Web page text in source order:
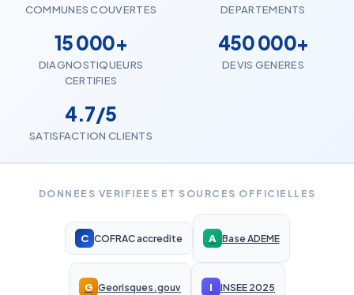
COMMUNES COUVERTES DEPARTEMENTS
15 000+
DIAGNOSTIQUEURS
CERTIFIES
450 000+
DEVIS GENERES
4.7/5
SATISFACTION CLIENTS
DONNEES VERIFIEES ET SOURCES OFFICIELLES
C COFRAC accredite A Base ADEME
G Georisques.gouv I INSEE 2025